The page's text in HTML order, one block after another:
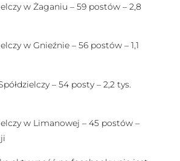
w Żaganiu – 59 postów – 2,8
w Gnieźnie – 56 postów – 1,1
– 54 posty – 2,2 tys.
w Limanowej – 45 postów –